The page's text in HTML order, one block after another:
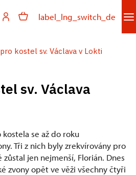
label_lng_switch_de
kostel sv. Václava v Lokti
sv. Václava
se až do roku
Tři z nich byly zrekvírovány pro
jen nejmenší, Florián. Dnes
zvony opět ve věži všechny čtyři